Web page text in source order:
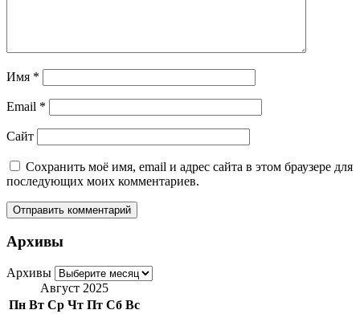
Имя *
Email *
Сайт
Сохранить моё имя, email и адрес сайта в этом браузере для
последующих моих комментариев.
Архивы
Архивы
Август 2025
Пн Вт Ср Чт Пт Сб Вс